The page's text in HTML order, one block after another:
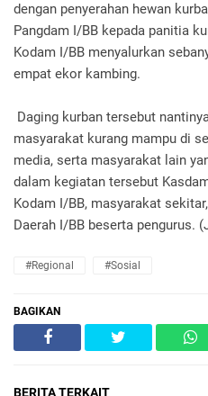
dengan penyerahan hewan
Pangdam I/BB kepada panitia
Kodam I/BB menyalurkan
empat ekor kambing.
Daging kurban tersebut
masyarakat kurang mampu di
media, serta masyarakat lain
dalam kegiatan tersebut
Kodam I/BB, masyarakat
Daerah I/BB beserta pengurus.
#Regional #Sosial
BAGIKAN
BERITA TERKAIT